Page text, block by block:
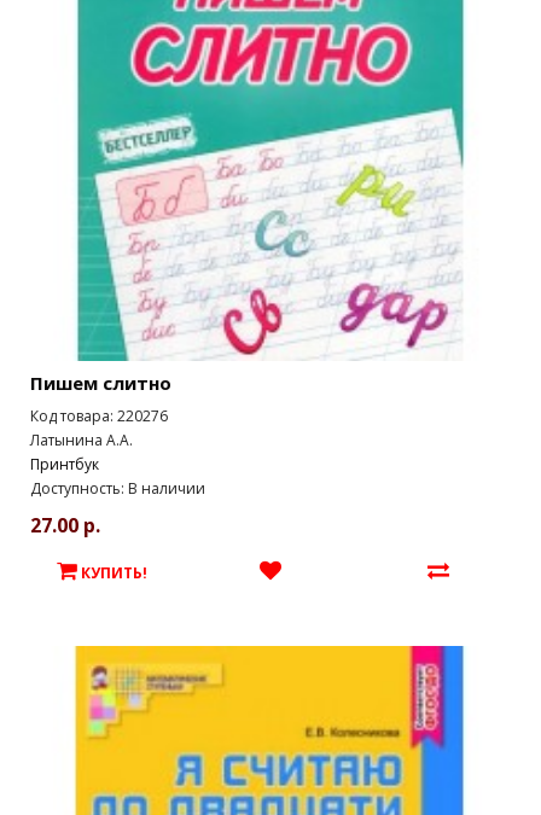
Пишем слитно
Код товара: 220276
Латынина А.А.
Принтбук
Доступность: В наличии
27.00 р.
КУПИТЬ!